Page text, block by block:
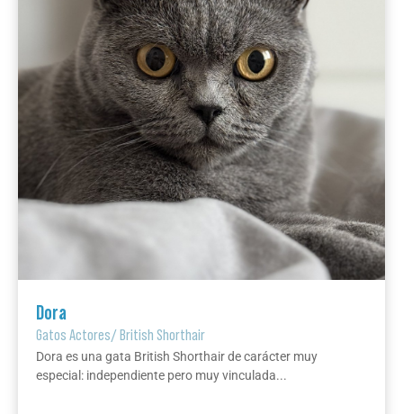
Dora
Gatos Actores/British Shorthair
Dora es una gata British Shorthair de carácter muy
especial: independiente pero muy vinculada...